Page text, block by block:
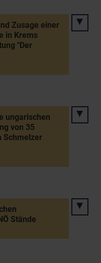
Zusage einer
in Krems
"Der
ungarischen
von 35
Schmelzer
Stände